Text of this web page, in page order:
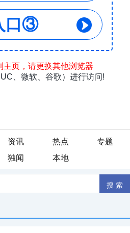
资讯 热点
专题
独闻 本地